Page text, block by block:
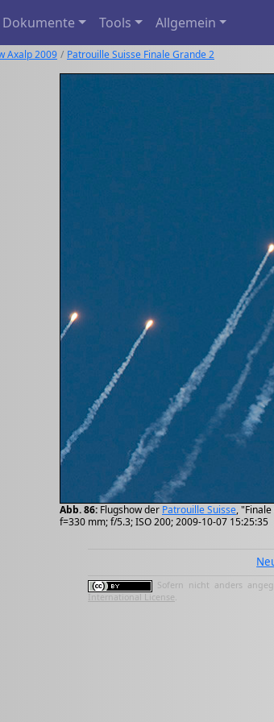
Dokumente Tools Allgemein
Axalp 2009 Patrouille Suisse Finale Grande 2
Abb. 86: Flugshow der Patrouille Suisse,
f=330 mm; f/5.3; ISO 200; 2009-10-07 15:25:35
Sofern nicht anders
International License